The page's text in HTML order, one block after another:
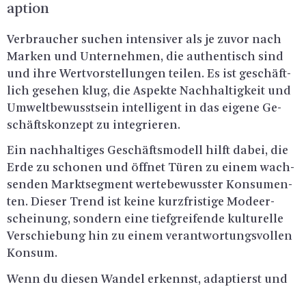
ap­ti­on
Ver­brau­cher su­chen in­ten­si­ver als je zuvor nach
Mar­ken und Un­ter­neh­men, die au­then­tisch sind
und ihre Wert­vor­stel­lun­gen tei­len. Es ist ge­schäft­
lich ge­se­hen klug, die As­pek­te Nach­hal­tig­keit und
Um­welt­be­wusst­sein in­tel­li­gent in das ei­ge­ne Ge­
schäfts­kon­zept zu in­te­grie­ren.
Ein nach­hal­ti­ges Ge­schäfts­mo­dell hilft dabei, die
Erde zu scho­nen und öff­net Türen zu einem wach­
sen­den Markt­seg­ment wer­te­be­wuss­ter Kon­su­men­
ten. Die­ser Trend ist keine kurz­fris­ti­ge Mo­de­er­
schei­nung, son­dern eine tief­grei­fen­de kul­tu­rel­le
Ver­schie­bung hin zu einem ver­ant­wor­tungs­vol­len
Kon­sum.
Wenn du die­sen Wan­del er­kennst, ad­ap­tierst und